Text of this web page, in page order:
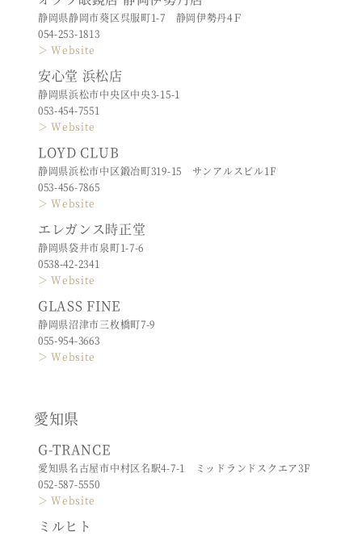
静岡県静岡市葵区呉服町1-7 静岡伊勢丹4Ｆ
054-253-1813
＞ Website
安心堂 浜松店
静岡県浜松市中央区中央3-15-1
053-454-7551
＞ Website
LOYD CLUB
静岡県浜松市中区鍛冶町319-15 サンアルスビル1F
053-456-7865
＞ Website
エレガンス時正堂
静岡県袋井市泉町1-7-6
0538-42-2341
＞ Website
GLASS FINE
静岡県沼津市三枚橋町7-9
055-954-3663
＞ Website
愛知県
G-TRANCE
愛知県名古屋市中村区名駅4-7-1 ミッドランドスクエア3F
052-587-5550
＞ Website
ミルヒト